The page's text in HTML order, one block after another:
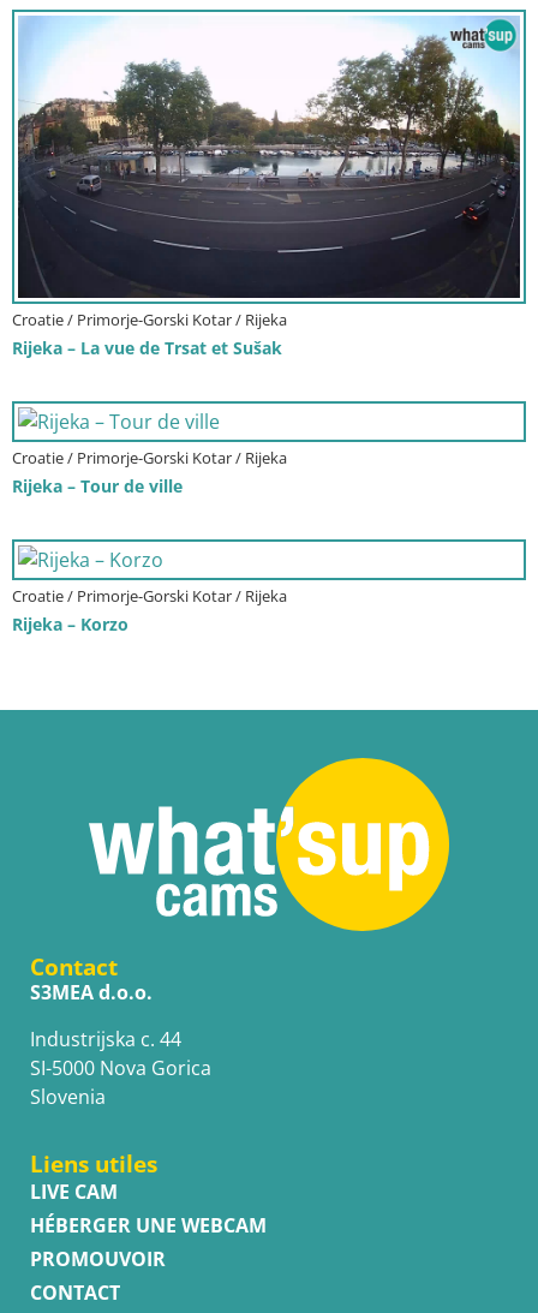
Croatie / Primorje-Gorski Kotar / Rijeka
Rijeka – La vue de Trsat et Sušak
Croatie / Primorje-Gorski Kotar / Rijeka
Rijeka – Tour de ville
Croatie / Primorje-Gorski Kotar / Rijeka
Rijeka – Korzo
Contact
S3MEA d.o.o.
Industrijska c. 44
SI-5000 Nova Gorica
Slovenia
Liens utiles
LIVE CAM
HÉBERGER UNE WEBCAM
PROMOUVOIR
CONTACT